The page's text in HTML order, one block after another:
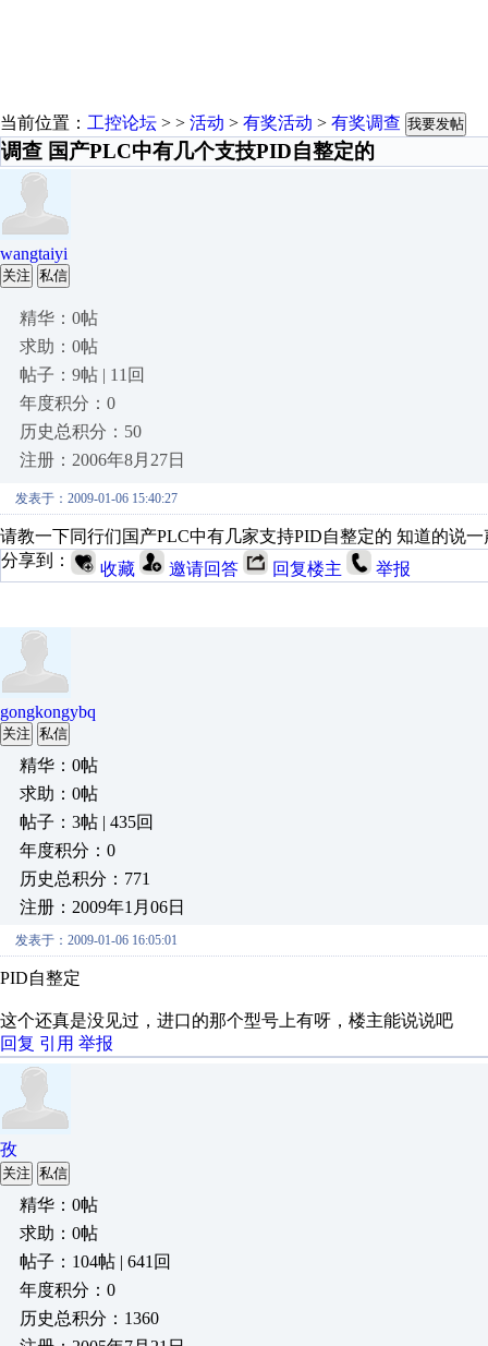
当前位置： 工控论坛 > > 活动 > 有奖活动 > 有奖调查 我要发帖
调查 国产PLC中有几个支技PID自整定的
wangtaiyi
关注 私信
精华：0帖
求助：0帖
帖子：9帖 | 11回
年度积分：0
历史总积分：50
注册：2006年8月27日
发表于：2009-01-06 15:40:27
请教一下同行们国产PLC中有几家支持PID自整定的 知道的说一
分享到：
收藏 邀请回答 回复楼主 举报
gongkongybq
关注 私信
精华：0帖
求助：0帖
帖子：3帖 | 435回
年度积分：0
历史总积分：771
注册：2009年1月06日
发表于：2009-01-06 16:05:01
PID自整定
这个还真是没见过，进口的那个型号上有呀，楼主能说说吧
回复 引用 举报
孜
关注 私信
精华：0帖
求助：0帖
帖子：104帖 | 641回
年度积分：0
历史总积分：1360